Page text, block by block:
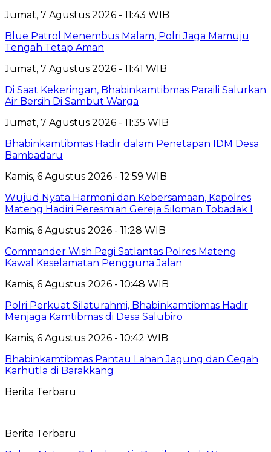
Jumat, 7 Agustus 2026 - 11:43 WIB
Blue Patrol Menembus Malam, Polri Jaga Mamuju
Tengah Tetap Aman
Jumat, 7 Agustus 2026 - 11:41 WIB
Di Saat Kekeringan, Bhabinkamtibmas Paraili Salurkan
Air Bersih Di Sambut Warga
Jumat, 7 Agustus 2026 - 11:35 WIB
Bhabinkamtibmas Hadir dalam Penetapan IDM Desa
Bambadaru
Kamis, 6 Agustus 2026 - 12:59 WIB
Wujud Nyata Harmoni dan Kebersamaan, Kapolres
Mateng Hadiri Peresmian Gereja Siloman Tobadak l
Kamis, 6 Agustus 2026 - 11:28 WIB
Commander Wish Pagi Satlantas Polres Mateng
Kawal Keselamatan Pengguna Jalan
Kamis, 6 Agustus 2026 - 10:48 WIB
Polri Perkuat Silaturahmi, Bhabinkamtibmas Hadir
Menjaga Kamtibmas di Desa Salubiro
Kamis, 6 Agustus 2026 - 10:42 WIB
Bhabinkamtibmas Pantau Lahan Jagung dan Cegah
Karhutla di Barakkang
Berita Terbaru
Berita Terbaru